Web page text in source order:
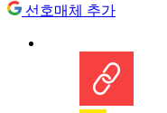
선호매체 추가